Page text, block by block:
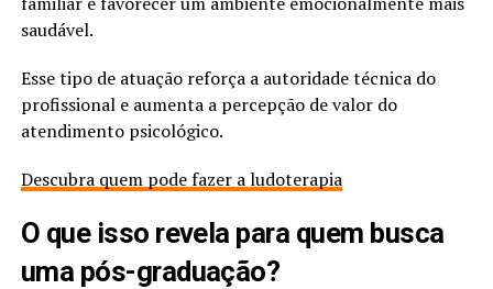
saudável.
Esse tipo de atuação reforça a autoridade técnica do
profissional e aumenta a percepção de valor do
atendimento psicológico.
Descubra quem pode fazer a ludoterapia
O que isso revela para quem busca
uma pós-graduação?